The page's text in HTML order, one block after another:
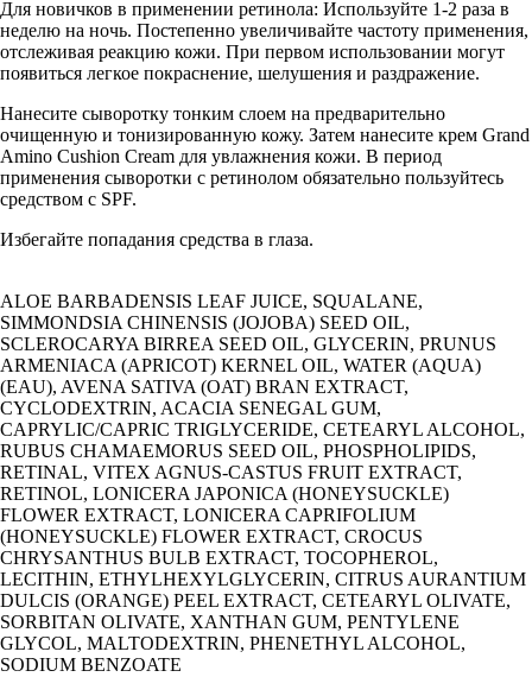
Для новичков в применении ретинола: Используйте 1-2 раза в
неделю на ночь. Постепенно увеличивайте частоту применения,
отслеживая реакцию кожи. При первом использовании могут
появиться легкое покраснение, шелушения и раздражение.
Нанесите сыворотку тонким слоем на предварительно
очищенную и тонизированную кожу. Затем нанесите крем Grand
Amino Cushion Cream для увлажнения кожи. В период
применения сыворотки с ретинолом обязательно пользуйтесь
средством с SPF.
Избегайте попадания средства в глаза.
ALOE BARBADENSIS LEAF JUICE, SQUALANE,
SIMMONDSIA CHINENSIS (JOJOBA) SEED OIL,
SCLEROCARYA BIRREA SEED OIL, GLYCERIN, PRUNUS
ARMENIACA (APRICOT) KERNEL OIL, WATER (AQUA)
(EAU), AVENA SATIVA (OAT) BRAN EXTRACT,
CYCLODEXTRIN, ACACIA SENEGAL GUM,
CAPRYLIC/CAPRIC TRIGLYCERIDE, CETEARYL ALCOHOL,
RUBUS CHAMAEMORUS SEED OIL, PHOSPHOLIPIDS,
RETINAL, VITEX AGNUS-CASTUS FRUIT EXTRACT,
RETINOL, LONICERA JAPONICA (HONEYSUCKLE)
FLOWER EXTRACT, LONICERA CAPRIFOLIUM
(HONEYSUCKLE) FLOWER EXTRACT, CROCUS
CHRYSANTHUS BULB EXTRACT, TOCOPHEROL,
LECITHIN, ETHYLHEXYLGLYCERIN, CITRUS AURANTIUM
DULCIS (ORANGE) PEEL EXTRACT, CETEARYL OLIVATE,
SORBITAN OLIVATE, XANTHAN GUM, PENTYLENE
GLYCOL, MALTODEXTRIN, PHENETHYL ALCOHOL,
SODIUM BENZOATE